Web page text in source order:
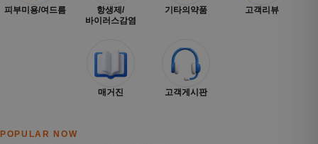
피부미용/여드름
항생제/
바이러스감염
기타의약품 고객리뷰
매거진 고객게시판
POPULAR NOW